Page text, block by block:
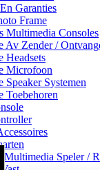
Garanties
Frame
Multimedia Consoles
Av Zender /
Headsets
Microfoon
Speaker Systemen
Toebehoren
Multimedia Speler /